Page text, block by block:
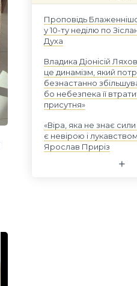
Проповідь
у 10-ту неділю по
Духа
Владика Діонісій
це динамізм, який
безнастанно
бо небезпека її
присутня»
«Віра, яка не знає сили
є невірою і
Ярослав Приріз